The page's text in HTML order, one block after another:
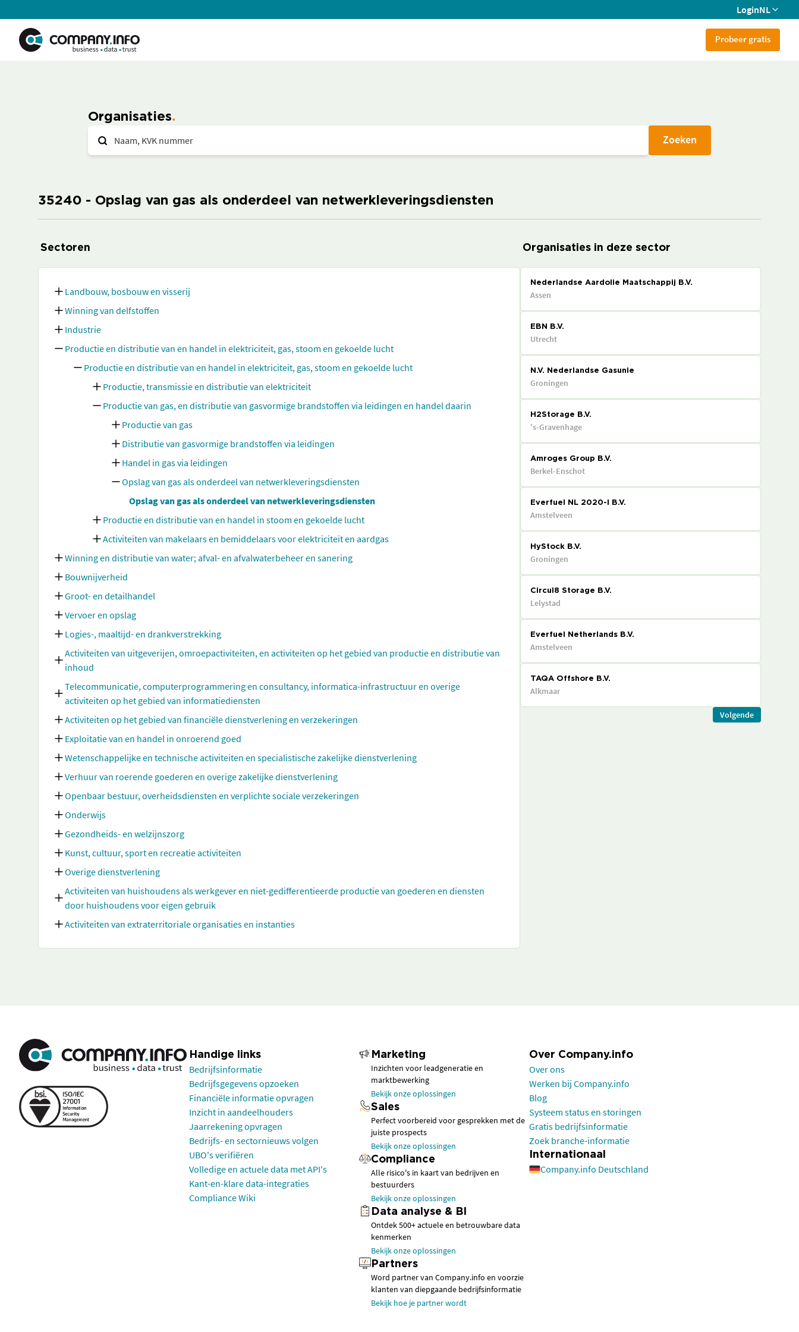
LoginNL
Probeer gratis
Organisaties
Zoeken
35240 - Opslag van gas als onderdeel van netwerkleveringsdiensten
Sectoren
Landbouw, bosbouw en visserij
Winning van delfstoffen
Industrie
Productie en distributie van en handel in elektriciteit, gas, stoom en gekoelde lucht
Productie en distributie van en handel in elektriciteit, gas, stoom en gekoelde lucht
Productie, transmissie en distributie van elektriciteit
Productie van gas, en distributie van gasvormige brandstoffen via leidingen en handel daarin
Productie van gas
Distributie van gasvormige brandstoffen via leidingen
Handel in gas via leidingen
Opslag van gas als onderdeel van netwerkleveringsdiensten
Opslag van gas als onderdeel van netwerkleveringsdiensten
Productie en distributie van en handel in stoom en gekoelde lucht
Activiteiten van makelaars en bemiddelaars voor elektriciteit en aardgas
Winning en distributie van water; afval- en afvalwaterbeheer en sanering
Bouwnijverheid
Groot- en detailhandel
Vervoer en opslag
Logies-, maaltijd- en drankverstrekking
Activiteiten van uitgeverijen, omroepactiviteiten, en activiteiten op het gebied van productie en distributie van
inhoud
Telecommunicatie, computerprogrammering en consultancy, informatica-infrastructuur en overige
activiteiten op het gebied van informatiediensten
Activiteiten op het gebied van financiële dienstverlening en verzekeringen
Exploitatie van en handel in onroerend goed
Wetenschappelijke en technische activiteiten en specialistische zakelijke dienstverlening
Verhuur van roerende goederen en overige zakelijke dienstverlening
Openbaar bestuur, overheidsdiensten en verplichte sociale verzekeringen
Onderwijs
Gezondheids- en welzijnszorg
Kunst, cultuur, sport en recreatie activiteiten
Overige dienstverlening
Activiteiten van huishoudens als werkgever en niet-gedifferentieerde productie van goederen en diensten
door huishoudens voor eigen gebruik
Activiteiten van extraterritoriale organisaties en instanties
Organisaties in deze sector
Nederlandse Aardolie Maatschappij B.V.
Assen
EBN B.V.
Utrecht
N.V. Nederlandse Gasunie
Groningen
H2Storage B.V.
's-Gravenhage
Amroges Group B.V.
Berkel-Enschot
Everfuel NL 2020-I B.V.
Amstelveen
HyStock B.V.
Groningen
Circul8 Storage B.V.
Lelystad
Everfuel Netherlands B.V.
Amstelveen
TAQA Offshore B.V.
Alkmaar
Volgende
Handige links
Bedrijfsinformatie
Bedrijfsgegevens opzoeken
Financiële informatie opvragen
Inzicht in aandeelhouders
Jaarrekening opvragen
Bedrijfs- en sectornieuws volgen
UBO's verifiëren
Volledige en actuele data met API's
Kant-en-klare data-integraties
Compliance Wiki
Marketing
Inzichten voor leadgeneratie en
marktbewerking
Bekijk onze oplossingen
Sales
Perfect voorbereid voor gesprekken met de
juiste prospects
Bekijk onze oplossingen
Compliance
Alle risico's in kaart van bedrijven en
bestuurders
Bekijk onze oplossingen
Data analyse & BI
Ontdek 500+ actuele en betrouwbare data
kenmerken
Bekijk onze oplossingen
Partners
Word partner van Company.info en voorzie
klanten van diepgaande bedrijfsinformatie
Bekijk hoe je partner wordt
Over Company.info
Over ons
Werken bij Company.info
Blog
Systeem status en storingen
Gratis bedrijfsinformatie
Zoek branche-informatie
Internationaal
Company.info Deutschland